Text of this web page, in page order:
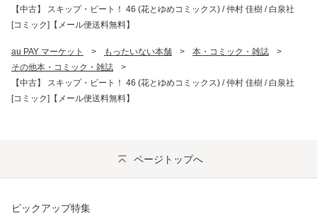
【中古】 スキップ・ビート！ 46 (花とゆめコミックス) / 仲村 佳樹 / 白泉社
[コミック]【メール便送料無料】
au PAY マーケット > もったいない本舗 > 本・コミック・雑誌
>
その他本・コミック・雑誌
>
【中古】 スキップ・ビート！ 46 (花とゆめコミックス) / 仲村 佳樹 / 白泉社
[コミック]【メール便送料無料】
ページトップへ
ピックアップ特集